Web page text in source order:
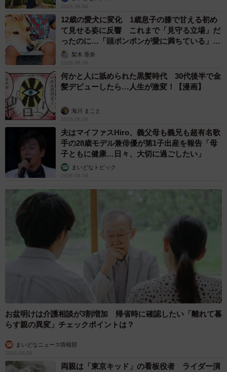
2026.08.08
12歳の愛犬に変化 1歳息子の膝で甘える初め
て見せる姿に反響 これまで「見守る立場」だ
ったのに…「頭ポンポンが愛に満ちている」
「尊…」
梨木 香奈
2026.08.08
何かと人に舐められた黒髪時代 30代後半で金
髪デビューしたら…人生が激変！【漫画】
海川 まこと
2026.08.08
夫はマイファスHiro、義父母も義兄も超有名歌
手の28歳モデル兼俳優が第1子出産を報告「母
子ともに健康…日々、大切に過ごしたい」
まいどなトピック
2026.08.08
お盆明けは介護相談が3割増加 帰省時に確認したい「離れて暮
らす親の異変」チェックポイントは？
まいどなニュース情報部
2026.08.08
両親は「東京キッド」の看板役者 ライダー演